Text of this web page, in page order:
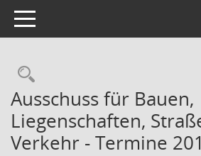
Toggle navigation
Rechercheauswahl
Ausschuss für Bauen,
Liegenschaften,
Verkehr - Termine